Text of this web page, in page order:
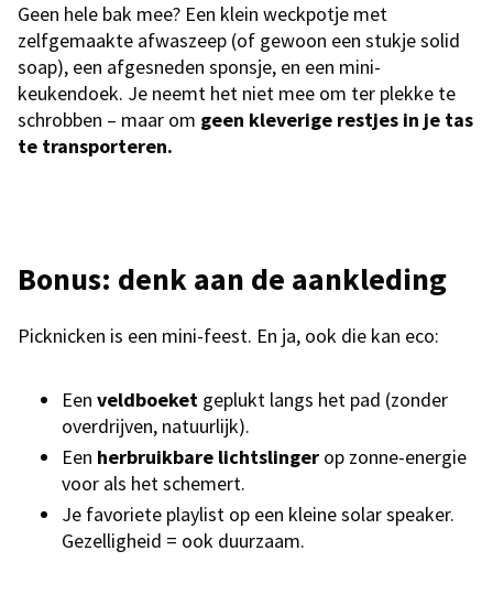
Geen hele bak mee? Een klein weckpotje met
zelfgemaakte afwaszeep (of gewoon een stukje solid
soap), een afgesneden sponsje, en een mini-
keukendoek. Je neemt het niet mee om ter plekke te
schrobben – maar om geen kleverige restjes in je tas
te transporteren.
Bonus: denk aan de aankleding
Picknicken is een mini-feest. En ja, ook die kan eco:
Een veldboeket geplukt langs het pad (zonder
overdrijven, natuurlijk).
Een herbruikbare lichtslinger op zonne-energie
voor als het schemert.
Je favoriete playlist op een kleine solar speaker.
Gezelligheid = ook duurzaam.